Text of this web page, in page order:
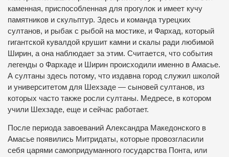
каменная, приспособленная для прогулок и имеет кучу
памятников и скульптур. Здесь и команда турецких
султанов, и рыбак с рыбой на мостике, и Фархад, который
гигантской кувалдой крушит камни и скалы ради любимой
Ширин, а она наблюдает за этим. Считается, что события
легенды о Фархаде и Ширин происходили именно в Амасье.
А султаны здесь потому, что издавна город служил школой
и университетом для Шехзаде — сыновей султанов, из
которых часто также росли султаны. Медресе, в котором
учили Шехзаде, еще и сейчас работает.
После периода завоеваний Александра Македонского в
Амасье появились Митридаты, которые провозгласили
себя царями самопридуманного государства Понта, или